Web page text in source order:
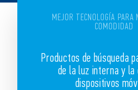
MEJOR TECNOLOGÍA PARA
COMODIDAD
Productos de búsqueda
de la luz interna y la
dispositivos